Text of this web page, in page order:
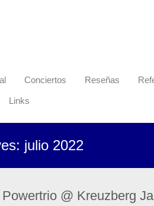
Conciertos Reseñas
Links
julio 2022
@ Kreuzberg